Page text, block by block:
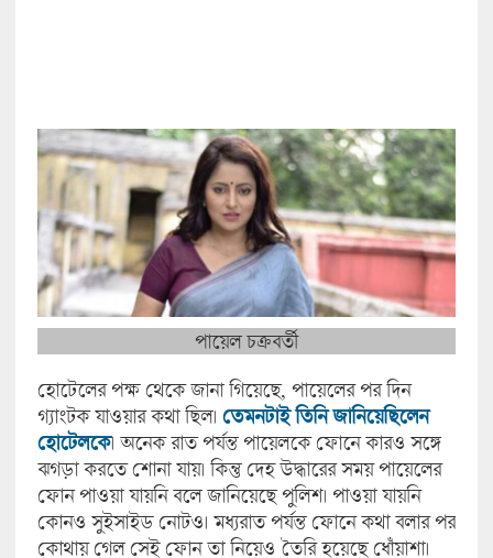
পায়েল চক্রবর্তী
হোটেলের পক্ষ থেকে জানা গিয়েছে, পায়েলের পর দিন
গ্যাংটক যাওয়ার কথা ছিল। তেমনটাই তিনি জানিয়েছিলেন
হোটেলকে। অনেক রাত পর্যন্ত পায়েলকে ফোনে কারও সঙ্গে
ঝগড়া করতে শোনা যায়। কিন্তু দেহ উদ্ধারের সময় পায়েলের
ফোন পাওয়া যায়নি বলে জানিয়েছে পুলিশ। পাওয়া যায়নি
কোনও সুইসাইড নোটও। মধ্যরাত পর্যন্ত ফোনে কথা বলার পর
কোথায় গেল সেই ফোন তা নিয়েও তৈরি হয়েছে ধোঁয়াশা।